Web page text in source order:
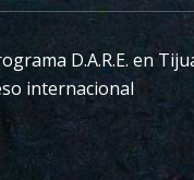
D.A.R.E. en
internacional